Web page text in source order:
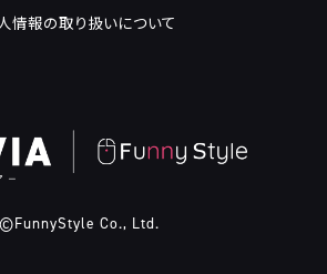
情報の取り扱いについて
©FunnyStyle Co., Ltd.